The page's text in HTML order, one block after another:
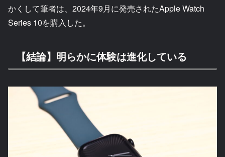
かくして筆者は、2024年9月に発売されたApple Watch
Series 10を購入した。
【結論】明らかに体験は進化している